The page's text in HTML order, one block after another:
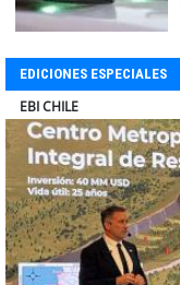
EDICIONES ESPECIALES
SOPRAVAL